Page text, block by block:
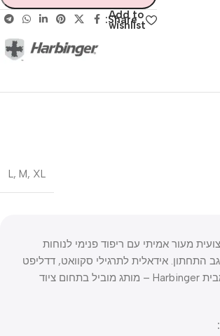
Add to
wishlist
Share:
L, M, XL
מעור אמיתי עם ריפוד פנימי לנוחות
התחתון. אידאלית לתרגילי סקוואט, דדליפט
והרמות כבדות. מבית Harbinger – מותג מוביל בתחום ציוד